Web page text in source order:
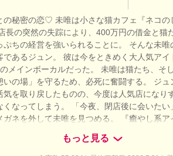
の秘密の恋♡ 未唯は小さな猫カフェ『ネコの
長の突然の失踪により、400万円の借金と猫
ぷちの経営を強いられることに。 そんな未唯
であるジュン。 彼は今をときめく大人気アイ
のメインボーカルだった。 未唯は猫たち、そ
いの場」を守るため、必死に奮闘する。 ジュ
気を取り戻したものの、今度は人気店になり
くなってしまう。 「今夜、閉店後に会いたい
ガネを外して未唯を見つめる。 『癒やし系ア
会いから始まる、甘くてちょっぴり刺激的な
もっと見る